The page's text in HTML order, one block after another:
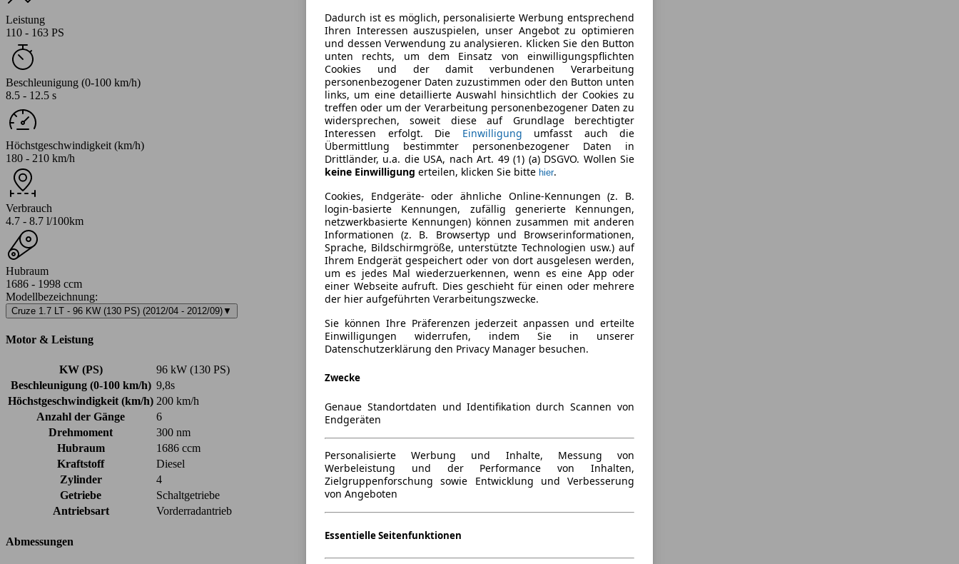
Leistung
110 - 163 PS
Beschleunigung (0-100 km/h)
8.5 - 12.5 s
Höchstgeschwindigkeit (km/h)
180 - 210 km/h
Verbrauch
4.7 - 8.7 l/100km
Hubraum
1686 - 1998 ccm
Modellbezeichnung:
Cruze 1.7 LT - 96 KW (130 PS) (2012/04 - 2012/09)▼
Motor & Leistung
KW (PS)
96 kW (130 PS)
Beschleunigung (0-100 km/h) 9,8s
Höchstgeschwindigkeit (km/h) 200 km/h
Anzahl der Gänge
6
Drehmoment
300 nm
Hubraum
1686 ccm
Kraftstoff
Diesel
Zylinder
4
Getriebe
Schaltgetriebe
Antriebsart
Vorderradantrieb
Abmessungen
Dadurch ist es möglich, personalisierte Werbung entsprechend
Ihren Interessen auszuspielen, unser Angebot zu optimieren
und dessen Verwendung zu analysieren. Klicken Sie den Button
unten rechts, um dem Einsatz von einwilligungspflichten
Cookies und der damit verbundenen Verarbeitung
personenbezogener Daten zuzustimmen oder den Button unten
links, um eine detaillierte Auswahl hinsichtlich der Cookies zu
treffen oder um der Verarbeitung personenbezogener Daten zu
widersprechen, soweit diese auf Grundlage berechtigter
Interessen erfolgt. Die Einwilligung umfasst auch die
Übermittlung bestimmter personenbezogener Daten in
Drittländer, u.a. die USA, nach Art. 49 (1) (a) DSGVO. Wollen Sie
keine Einwilligung erteilen, klicken Sie bitte hier.
Cookies, Endgeräte- oder ähnliche Online-Kennungen (z. B.
login-basierte Kennungen, zufällig generierte Kennungen,
netzwerkbasierte Kennungen) können zusammen mit anderen
Informationen (z. B. Browsertyp und Browserinformationen,
Sprache, Bildschirmgröße, unterstützte Technologien usw.) auf
Ihrem Endgerät gespeichert oder von dort ausgelesen werden,
um es jedes Mal wiederzuerkennen, wenn es eine App oder
einer Webseite aufruft. Dies geschieht für einen oder mehrere
der hier aufgeführten Verarbeitungszwecke.
Sie können Ihre Präferenzen jederzeit anpassen und erteilte
Einwilligungen widerrufen, indem Sie in unserer
Datenschutzerklärung den Privacy Manager besuchen.
Zwecke
Genaue Standortdaten und Identifikation durch Scannen von
Endgeräten
Personalisierte Werbung und Inhalte, Messung von
Werbeleistung und der Performance von Inhalten,
Zielgruppenforschung sowie Entwicklung und Verbesserung
von Angeboten
Essentielle Seitenfunktionen